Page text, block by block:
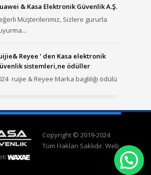
& Kasa Elektronik Güvenlik A.Ş.
Müşterilerimiz, Sizlere gururla
Reyee ‘ den Kasa elektronik
sistemleri,ne ödüller
ruijie & Reyee Marka baglılığı ödülü
Copyright © 2019-2024
Tüm Hakları Saklıdır. Web